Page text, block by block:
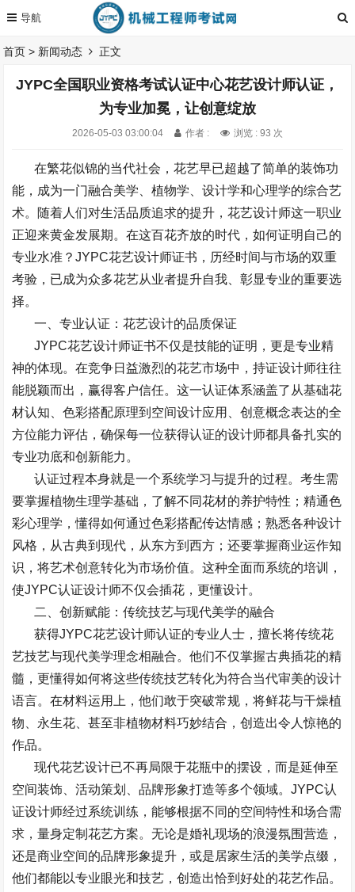
首页 > 新闻动态 正文
JYPC全国职业资格考试认证中心花艺设计师认证，
为专业加冕，让创意绽放
2026-05-03 03:00:04 作者 : 浏览 : 93 次
在繁花似锦的当代社会，花艺早已超越了简单的装饰功
能，成为一门融合美学、植物学、设计学和心理学的综合艺
术。随着人们对生活品质追求的提升，花艺设计师这一职业
正迎来黄金发展期。在这百花齐放的时代，如何证明自己的
专业水准？JYPC花艺设计师证书，历经时间与市场的双重
考验，已成为众多花艺从业者提升自我、彰显专业的重要选
择。
一、专业认证：花艺设计的品质保证
JYPC花艺设计师证书不仅是技能的证明，更是专业精
神的体现。在竞争日益激烈的花艺市场中，持证设计师往往
能脱颖而出，赢得客户信任。这一认证体系涵盖了从基础花
材认知、色彩搭配原理到空间设计应用、创意概念表达的全
方位能力评估，确保每一位获得认证的设计师都具备扎实的
专业功底和创新能力。
认证过程本身就是一个系统学习与提升的过程。考生需
要掌握植物生理学基础，了解不同花材的养护特性；精通色
彩心理学，懂得如何通过色彩搭配传达情感；熟悉各种设计
风格，从古典到现代，从东方到西方；还要掌握商业运作知
识，将艺术创意转化为市场价值。这种全面而系统的培训，
使JYPC认证设计师不仅会插花，更懂设计。
二、创新赋能：传统技艺与现代美学的融合
获得JYPC花艺设计师认证的专业人士，擅长将传统花
艺技艺与现代美学理念相融合。他们不仅掌握古典插花的精
髓，更懂得如何将这些传统技艺转化为符合当代审美的设计
语言。在材料运用上，他们敢于突破常规，将鲜花与干燥植
物、永生花、甚至非植物材料巧妙结合，创造出令人惊艳的
作品。
现代花艺设计已不再局限于花瓶中的摆设，而是延伸至
空间装饰、活动策划、品牌形象打造等多个领域。JYPC认
证设计师经过系统训练，能够根据不同的空间特性和场合需
求，量身定制花艺方案。无论是婚礼现场的浪漫氛围营造，
还是商业空间的品牌形象提升，或是居家生活的美学点缀，
他们都能以专业眼光和技艺，创造出恰到好处的花艺作品。